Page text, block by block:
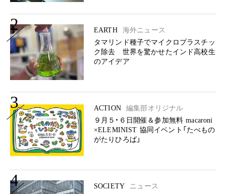
2 EARTH
海外ニュース
タマリンド種子でマイクロプラスチッ
ク除去 世界を驚かせたインド高校生
のアイデア
3 ACTION
編集部オリジナル
９月５・６日開催＆参加無料 macaroni
×ELEMINIST 協同イベント「たべもの
がたりひろば」
4 SOCIETY
ニュース